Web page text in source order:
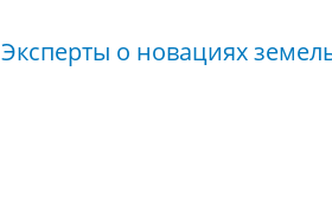
Эксперты о новациях